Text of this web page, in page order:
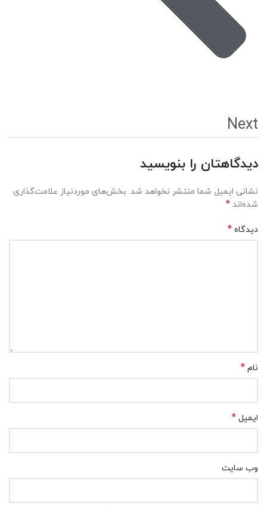
Next
دیدگاهتان را بنویسید
نشانی ایمیل شما منتشر نخواهد شد. بخش‌های موردنیاز علامت‌گذاری
شده‌اند *
دیدگاه *
نام *
ایمیل *
وب‌ سایت